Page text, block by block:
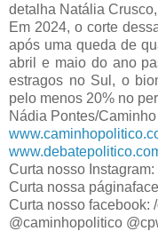
detalha Natália
Em 2024, o corte
após uma queda de
abril e maio do ano
estragos no Sul, o
pelo menos 20% no
Nádia Pontes/
Curta nosso
Curta nossa
Curta nosso facebook:
@caminhopolitico